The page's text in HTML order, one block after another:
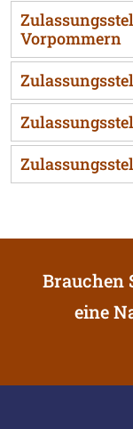
Vorpommern
Brauchen
eine